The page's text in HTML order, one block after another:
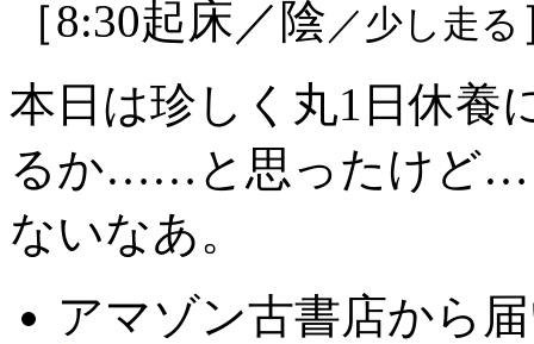
［8:30起床／陰／少し走る
本日は珍しく丸1日休養
るか……と思ったけど
ないなあ。
アマゾン古書店から